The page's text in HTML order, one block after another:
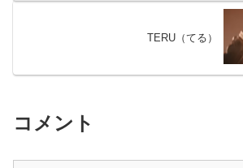
TERU（てる）
コメント